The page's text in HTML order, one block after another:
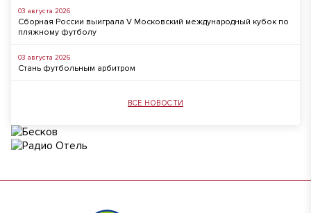
03 августа 2026
Сборная России выиграла V Московский международный кубок по
пляжному футболу
03 августа 2026
Стань футбольным арбитром
ВСЕ НОВОСТИ